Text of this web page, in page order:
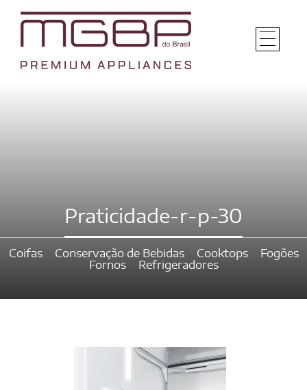
Praticidade-r-p-30
Coifas Conservação de Bebidas Cooktops
Fogões
Fornos
Refrigeradores